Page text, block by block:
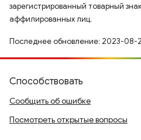
зарегистрированный товарный
аффилированных лиц.
Последнее обновление: 2023-08-
Способствовать
Сообщить об ошибке
Посмотреть открытые вопросы